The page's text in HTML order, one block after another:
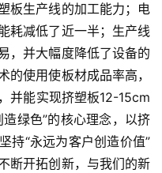
板生产线的加工能力；电
耗减低了近一半；生产线
，并大幅度降低了设备的
的使用使板材成品率高，
并能实现挤塑板12-15cm
绿色”的核心理念，以挤
持“永远为客户创造价值”
断开拓创新，与我们的新